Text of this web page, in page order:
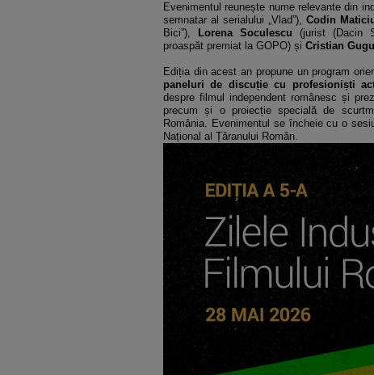
Evenimentul reunește nume relevante din
semnatar al serialului „Vlad”),Codin
Bici”), Lorena Soculescu (jurist (Dacin
proaspăt premiat la GOPO) și Cristian Gugu
Ediția din acest an propune un program
paneluri de discuție cu profesioniști
despre filmul independent românesc și
precum și o proiecție specială de
România. Evenimentul se încheie cu o
Național al Țăranului Român.